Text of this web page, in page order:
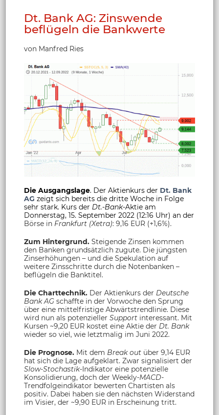
Dt. Bank AG: Zinswende
beflügeln die Bankwerte
von Manfred Ries
Die Ausgangslage. Der Aktienkurs der Dt. Bank
AG zeigt sich bereits die dritte Woche in Folge
sehr stark. Kurs der Dt.-Bank-Aktie am
Donnerstag, 15. September 2022 (12:16 Uhr) an der
Börse in Frankfurt (Xetra): 9,16 EUR (+1,6%).
Zum Hintergrund. Steigende Zinsen kommen
den Banken grundsätzlich zugute. Die jüngsten
Zinserhöhungen – und die Spekulation auf
weitere Zinsschritte durch die Notenbanken –
beflügeln die Banktitel.
Die Charttechnik. Der Aktienkurs der Deutsche
Bank AG schaffte in der Vorwoche den Sprung
über eine mittelfristige Abwärtstrendlinie. Diese
wird nun als potenzieller Support interessant. Mit
Kursen ~9,20 EUR kostet eine Aktie der Dt. Bank
wieder so viel, wie letztmalig im Juni 2022.
Die Prognose. Mit dem Break out über 9,14 EUR
hat sich die Lage aufgeklart. Zwar signalisiert der
Slow-Stochastik-Indikator eine potenzielle
Konsolidierung, doch der Weekly-MACD-
Trendfolgeindikator bewerten Chartisten als
positiv. Dabei haben sie den nächsten Widerstand
im Visier, der ~9,90 EUR in Erscheinung tritt.